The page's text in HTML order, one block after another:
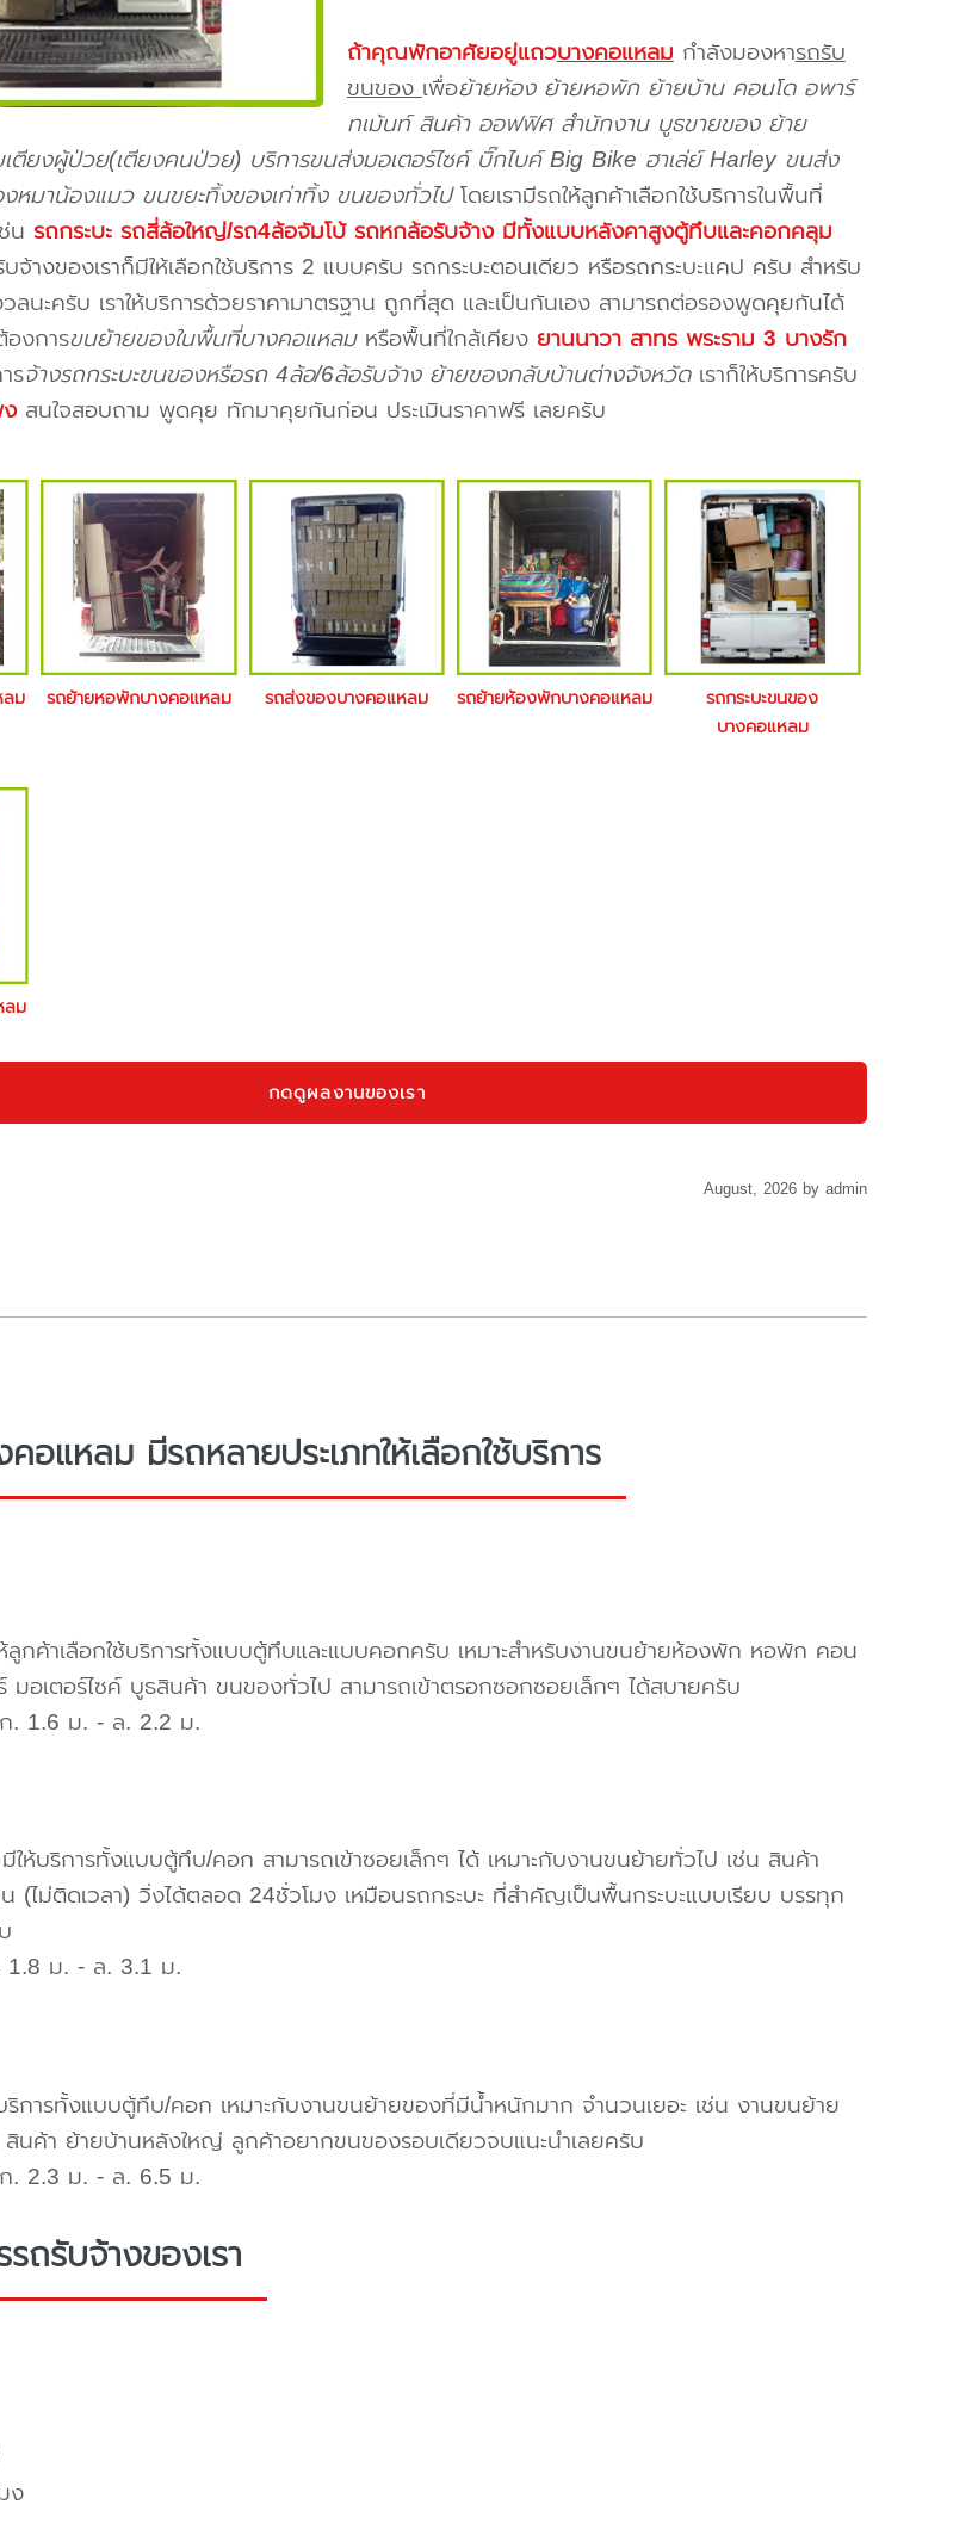
ถ้าคุณพักอาศัยอยู่แถวบางคอแหลมกำลังมองหารถรับ
ขนของเพื่อย้ายห้อง ย้ายหอพัก ย้ายบ้าน คอนโด อพาร์
ทเม้นท์ สินค้า ออฟฟิศ สำนักงาน บูธขายของ ย้าย
เตียงผู้ป่วย(เตียงคนป่วย) บริการขนส่งมอเตอร์ไซค์ บิ๊กไบค์ Big Bike ฮาเล่ย์ Harley ขนส่ง
หมาน้องแมว ขนขยะทิ้งของเก่าทิ้ง ขนของทั่วไปโดยเรามีรถให้ลูกค้าเลือกใช้บริการในพื้นที่
น รถกระบะ รถสี่ล้อใหญ่/รถ4ล้อจัมโบ้ รถหกล้อรับจ้าง มีทั้งแบบหลังคาสูงตู้ทึบและคอกคลุม
จ้างของเราก็มีให้เลือกใช้บริการ 2 แบบครับ รถกระบะตอนเดียว หรือรถกระบะแคป ครับ สำหรับ
วลนะครับ เราให้บริการด้วยราคามาตรฐาน ถูกที่สุด และเป็นกันเอง สามารถต่อรองพูดคุยกันได้
องการขนย้ายของในพื้นที่บางคอแหลมหรือพื้นที่ใกล้เคียง ยานนาวา สาทร พระราม 3 บางรัก
รจ้างรถกระบะขนของหรือรถ 4ล้อ/6ล้อรับจ้าง ย้ายของกลับบ้านต่างจังหวัดเราก็ให้บริการครับ
สนใจสอบถาม พูดคุย ทักมาคุยกันก่อน ประเมินราคาฟรี เลยครับ
ลม รถย้ายหอพักบางคอแหลม รถส่งของบางคอแหลม รถย้ายห้องพักบางคอแหลม
รถกระบะขนของ
บางคอแหลม
ลม
กดดูผลงานของเรา
August, 2026 by admin
อแหลม มีรถหลายประเภทให้เลือกใช้บริการ
ห้ลูกค้าเลือกใช้บริการทั้งแบบตู้ทึบและแบบคอกครับ เหมาะสำหรับงานขนย้ายห้องพัก หอพัก คอน
มอเตอร์ไซค์ บูธสินค้า ขนของทั่วไป สามารถเข้าตรอกซอกซอยเล็กๆ ได้สบายครับ
1.6 ม. - ล. 2.2 ม.
ห้บริการทั้งแบบตู้ทึบ/คอก สามารถเข้าซอยเล็กๆ ได้ เหมาะกับงานขนย้ายทั่วไป เช่น สินค้า
(ไม่ติดเวลา) วิ่งได้ตลอด 24ชั่วโมง เหมือนรถกระบะ ที่สำคัญเป็นพื้นกระบะแบบเรียบ บรรทุก
ม. - ล. 3.1 ม.
ริการทั้งแบบตู้ทึบ/คอก เหมาะกับงานขนย้ายของที่มีน้ำหนักมาก จำนวนเยอะ เช่น งานขนย้าย
ค้า ย้ายบ้านหลังใหญ่ ลูกค้าอยากขนของรอบเดียวจบแนะนำเลยครับ
2.3 ม. - ล. 6.5 ม.
ถรับจ้างของเรา
ง